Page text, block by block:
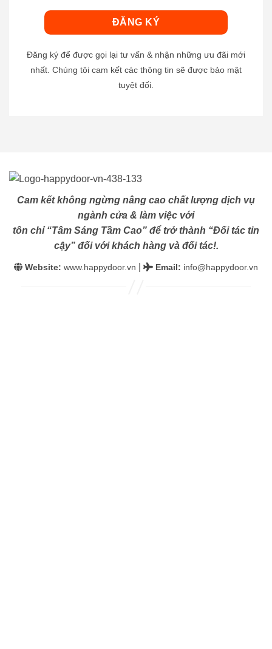
Đăng ký để được gọi lại tư vấn & nhận những ưu đãi mới
nhất. Chúng tôi cam kết các thông tin sẽ được bảo mật
tuyệt đối.
Cam kết không ngừng nâng cao chất lượng dịch vụ
ngành cửa & làm việc với
tôn chỉ “Tâm Sáng Tầm Cao” để trở thành “Đối tác tin
cậy” đối với khách hàng và đối tác!.
Website: www.happydoor.vn Email: info@happydoor.vn